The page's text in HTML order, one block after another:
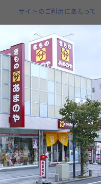
サイトのご利用にあたって